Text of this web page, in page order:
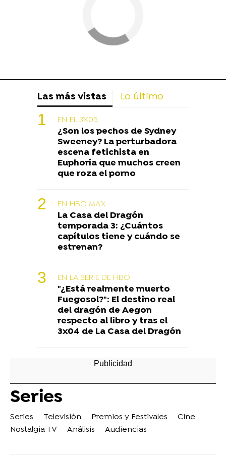
Las más vistas Lo último
EN EL 3X05
¿Son los pechos de Sydney
Sweeney? La perturbadora
escena fetichista en
Euphoria que muchos creen
que roza el porno
EN HBO MAX
La Casa del Dragón
temporada 3: ¿Cuántos
capítulos tiene y cuándo se
estrenan?
EN LA SERIE DE HBO
"¿Está realmente muerto
Fuegosol?": El destino real
del dragón de Aegon
respecto al libro y tras el
3x04 de La Casa del Dragón
Series
Series Televisión Premios y Festivales
Cine
Nostalgia TV
Análisis Audiencias